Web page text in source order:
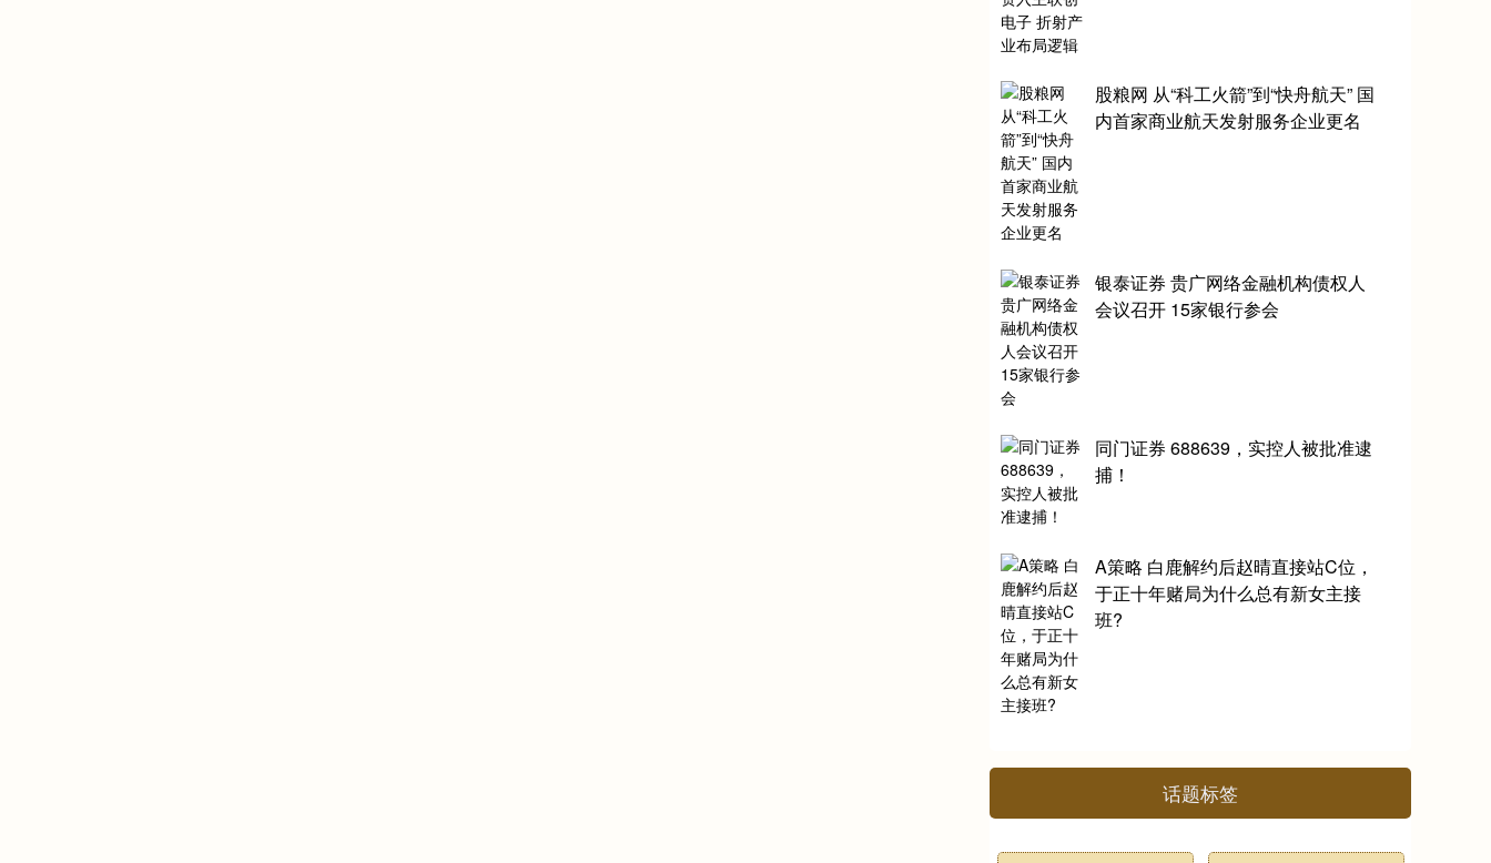
股粮网 从“科工火箭”到“快舟航天” 国
内首家商业航天发射服务企业更名
银泰证券 贵广网络金融机构债权人
会议召开 15家银行参会
同门证券 688639，实控人被批准逮
捕！
A策略 白鹿解约后赵晴直接站C位，
于正十年赌局为什么总有新女主接
班?
话题标签